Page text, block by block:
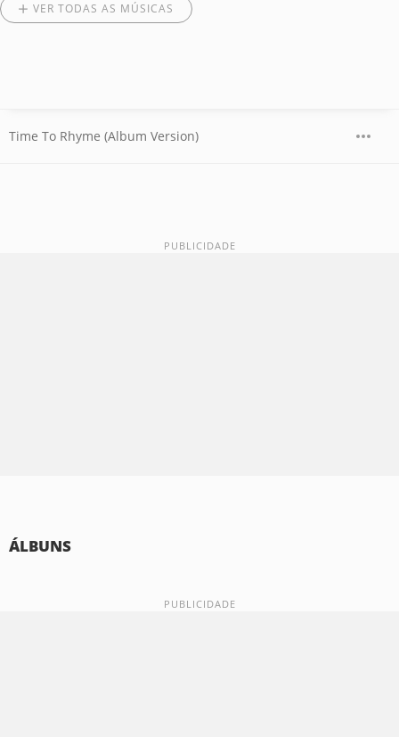
VER TODAS AS MÚSICAS
Time To Rhyme (Album Version)
ÁLBUNS